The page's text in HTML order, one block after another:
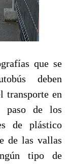
que se
deben
transporte en
paso de los
de plástico
de las vallas
tipo de